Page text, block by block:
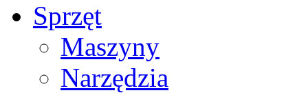
Sprzęt
Maszyny
Narzędzia